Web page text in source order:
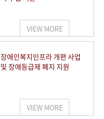
VIEW MORE
장애인복지인프라 개편 사업
및 장애등급제 폐지 지원
VIEW MORE